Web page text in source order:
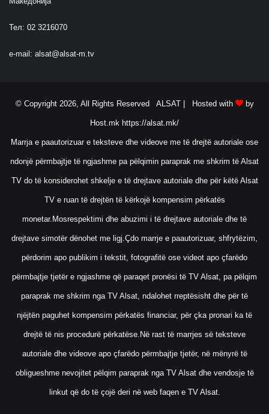
Тел: 02 3216070
e-mail: alsat@alsat-m.tv
© Copyright 2026, All Rights Reserved ALSAT | Hosted with by
Host.mk https://alsat.mk/
Marrja e paautorizuar e teksteve dhe videove me të drejtë autoriale ose
ndonjë përmbajtje të ngjashme pa pëlqimin paraprak me shkrim të Alsat
TV do të konsiderohet shkelje e të drejtave autoriale dhe për këtë Alsat
TV e ruan të drejtën të kërkojë kompensim përkatës
monetar.Mosrespektimi dhe abuzimi i të drejtave autoriale dhe të
drejtave simotër dënohet me ligj.Çdo marrje e paautorizuar, shfrytëzim,
përdorim apo publikim i tekstit, fotografitë ose videot apo çfarëdo
përmbajtje tjetër e ngjashme që paraqet pronësi të TV Alsat, pa pëlqim
paraprak me shkrim nga TV Alsat, ndalohet rreptësisht dhe për të
njëjtën paguhet kompensim përkatës financiar, për çka pronari ka të
drejtë të nis procedurë përkatëse.Në rast të marrjes së teksteve
autoriale dhe videove apo çfarëdo përmbajtje tjetër, në mënyrë të
obligueshme nevojitet pëlqim paraprak nga TV Alsat dhe vendosje të
linkut që do të çojë deri në web faqen e TV Alsat.